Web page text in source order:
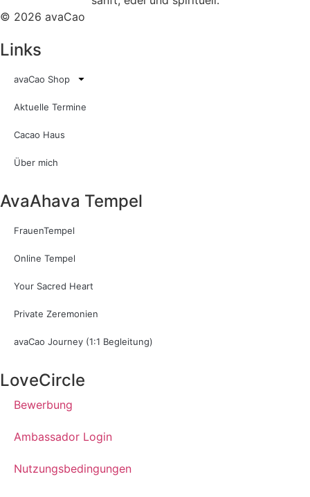
© 2026 avaCao
Links
avaCao Shop
Aktuelle Termine
Cacao Haus
Über mich
AvaAhava Tempel
FrauenTempel
Online Tempel
Your Sacred Heart
Private Zeremonien
avaCao Journey (1:1 Begleitung)
LoveCircle
Bewerbung
Ambassador Login
Nutzungsbedingungen